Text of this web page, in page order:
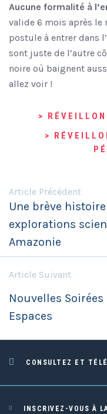
Aucune formalité à
valide 6 mois après le
postule à entrer dans
sont juste de l’autre
noire où baignent
allez voir !
>
>
Article Précédent
Une brève
explorations
Amazonie
Article Suivant
Nouvelles
Espaces
CONSULTEZ ET
INSCRIVEZ-VOUS À